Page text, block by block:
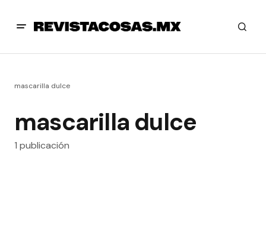
mascarilla dulce
mascarilla dulce
1 publicación